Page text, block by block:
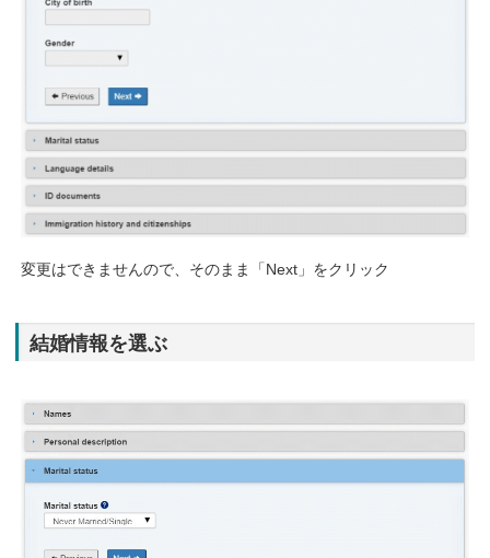
変更はできませんので、そのまま「Next」をクリック
結婚情報を選ぶ